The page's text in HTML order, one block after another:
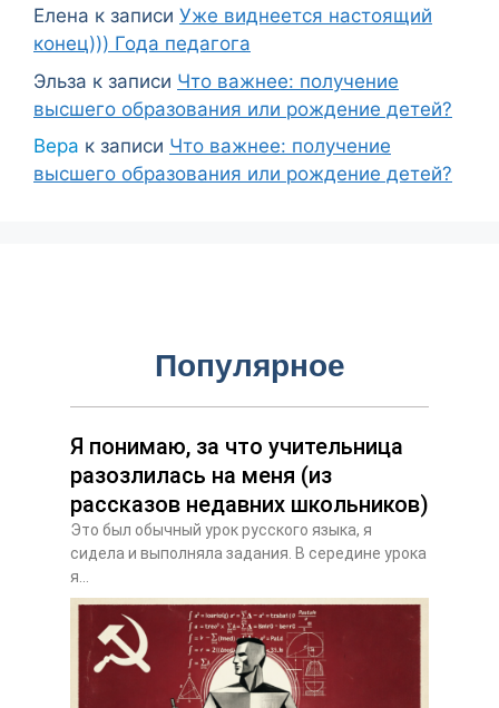
Елена к записи Уже виднеется настоящий
конец))) Года педагога
Эльза к записи Что важнее: получение
высшего образования или рождение детей?
Вера к записи Что важнее: получение
высшего образования или рождение детей?
Популярное
Я понимаю, за что учительница
разозлилась на меня (из
рассказов недавних школьников)
Это был обычный урок русского языка, я
сидела и выполняла задания. В середине урока
я...